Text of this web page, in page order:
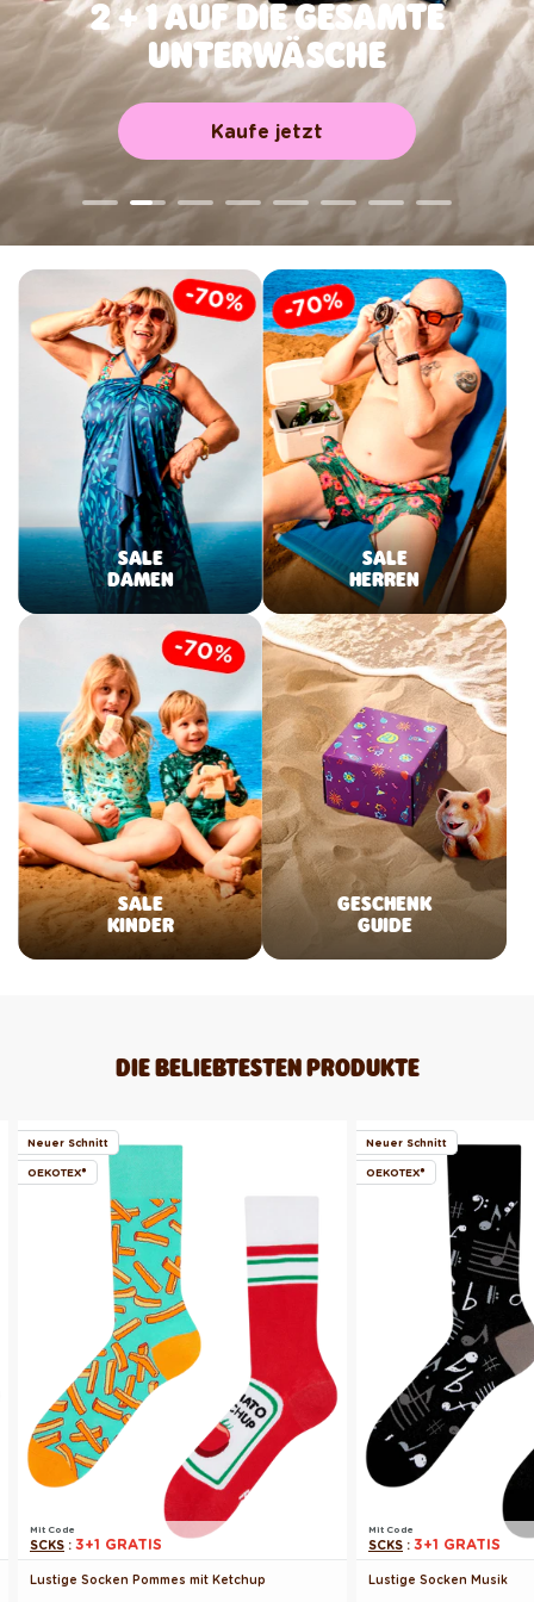
2 + 1 AUF DIE GESAMTE
UNTERWÄSCHE
Kaufe jetzt
SALE
DAMEN
SALE
HERREN
SALE
KINDER
GESCHENK
GUIDE
DIE BELIEBTESTEN PRODUKTE
Neuer Schnitt
OEKOTEX®
Mit Code
SCKS : 3+1 GRATIS
Lustige Socken Pommes mit Ketchup
Neuer Schnitt
OEKOTEX®
Mit Code
SCKS : 3+1 GRATIS
Lustige Socken Musik